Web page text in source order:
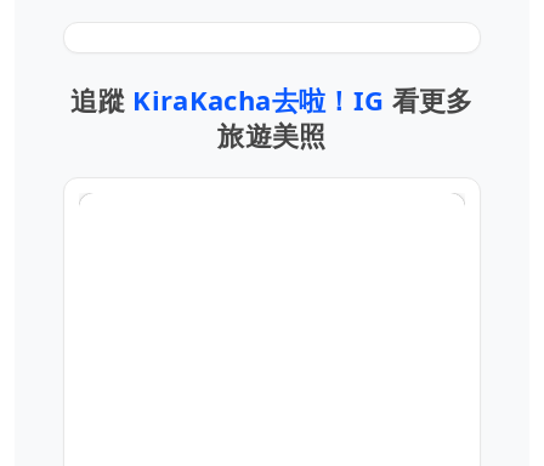
追蹤 KiraKacha去啦！IG 看更多
旅遊美照